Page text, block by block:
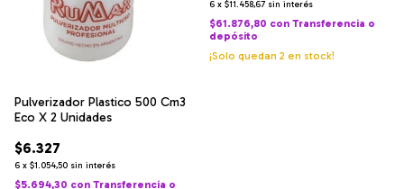
Pulverizador Plastico 500 Cm3
Eco X 2 Unidades
$6.327
6 x $1.054,50 sin interés
$5.694,30 con Transferencia o
6 x $11.458,67 sin interés
$61.876,80 con Transferencia o
depósito
¡Solo quedan 2 en stock!